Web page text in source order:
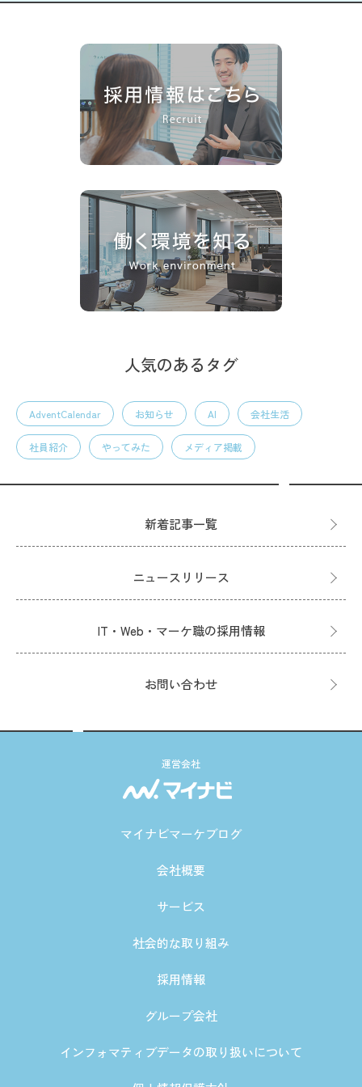
人気のあるタグ
AdventCalendar お知らせ AI 会社生活
社員紹介 やってみた メディア掲載
新着記事一覧
ニュースリリース
IT・Web・マーケ職の採用情報
お問い合わせ
運営会社
マイナビマーケブログ
会社概要
サービス
社会的な取り組み
採用情報
グループ会社
インフォマティブデータの取り扱いについて